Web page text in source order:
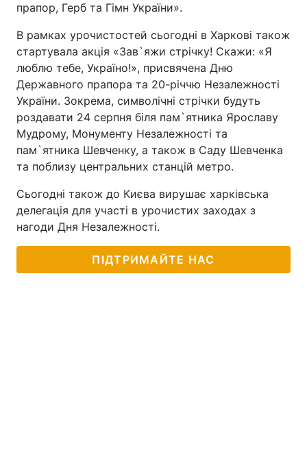
Тема оформлення
прапор, Герб та Гімн України».
В рамках урочистостей сьогодні в Харкові також
стартувала акція «Зав`яжи стрічку! Скажи: «Я
люблю тебе, Україно!», присвячена Дню
Державного прапора та 20-річчю Незалежності
України. Зокрема, символічні стрічки будуть
роздавати 24 серпня біля пам`ятника Ярославу
Мудрому, Монументу Незалежності та
пам`ятника Шевченку, а також в Саду Шевченка
та поблизу центральних станцій метро.
Сьогодні також до Києва вирушає харківська
делегація для участі в урочистих заходах з
нагоди Дня Незалежності.
ПІДТРИМАЙТЕ НАС